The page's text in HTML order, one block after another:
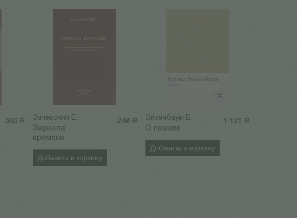
363 Р 240 Р
Зачевский Е.
Зеркала
времени
Добавить в корзину
1 121 Р
Эйхенбаум Б.
О поэзии
Добавить в корзину